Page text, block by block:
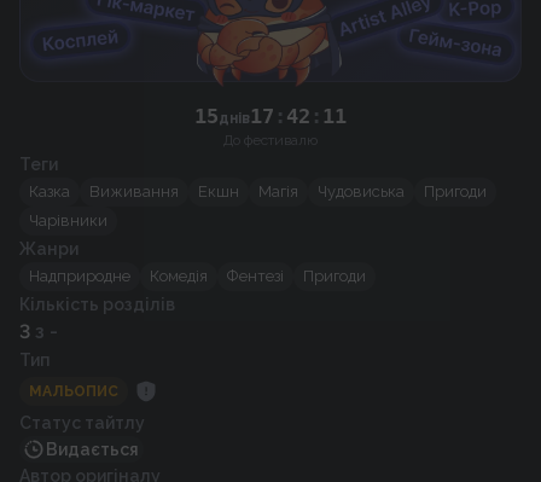
15днів 17 : 42 : 10
До фестивалю
Теги
Казка Виживання Екшн Магія Чудовиська
Пригоди
Чарівники
Жанри
Надприродне Комедія Фентезі Пригоди
Кількість розділів
3 з -
Тип
МАЛЬОПИС
Статус тайтлу
Видається
Автор оригіналу